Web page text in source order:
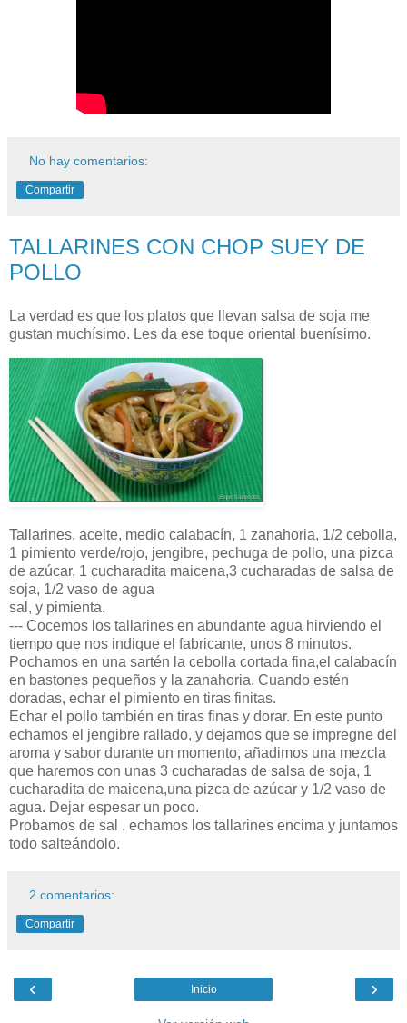
No hay comentarios:
Compartir
TALLARINES CON CHOP SUEY DE
POLLO
La verdad es que los platos que llevan salsa de soja me
gustan muchísimo. Les da ese toque oriental buenísimo.
Tallarines, aceite, medio calabacín, 1 zanahoria, 1/2 cebolla,
1 pimiento verde/rojo, jengibre, pechuga de pollo, una pizca
de azúcar, 1 cucharadita maicena,3 cucharadas de salsa de
soja, 1/2 vaso de agua
sal, y pimienta.
--- Cocemos los tallarines en abundante agua hirviendo el
tiempo que nos indique el fabricante, unos 8 minutos.
Pochamos en una sartén la cebolla cortada fina,el calabacín
en bastones pequeños y la zanahoria. Cuando estén
doradas, echar el pimiento en tiras finitas.
Echar el pollo también en tiras finas y dorar. En este punto
echamos el jengibre rallado, y dejamos que se impregne del
aroma y sabor durante un momento, añadimos una mezcla
que haremos con unas 3 cucharadas de salsa de soja, 1
cucharadita de maicena,una pizca de azúcar y 1/2 vaso de
agua. Dejar espesar un poco.
Probamos de sal , echamos los tallarines encima y juntamos
todo salteándolo.
2 comentarios:
Compartir
‹ ›
Inicio